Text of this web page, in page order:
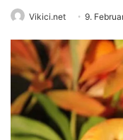
Vikici.net 9.